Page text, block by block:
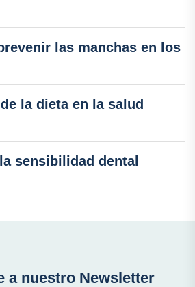
las manchas en los
la dieta en la salud
sensibilidad dental
a nuestro Newsletter